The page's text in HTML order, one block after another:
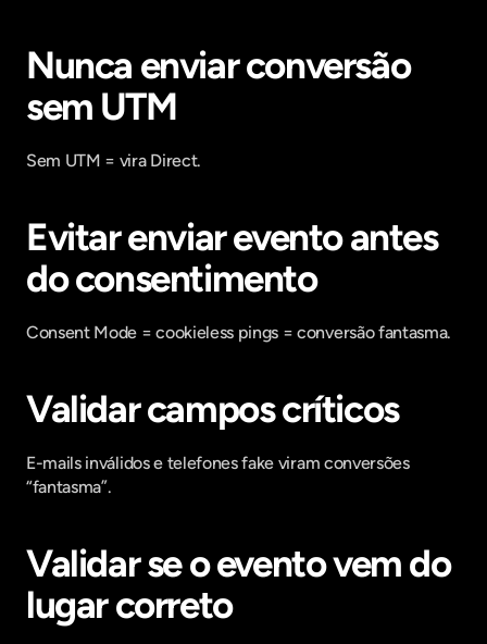
Nunca enviar conversão
sem UTM
Sem UTM = vira Direct.
Evitar enviar evento antes
do consentimento
Consent Mode = cookieless pings = conversão fantasma.
Validar campos críticos
E-mails inválidos e telefones fake viram conversões
“fantasma”.
Validar se o evento vem do
lugar correto